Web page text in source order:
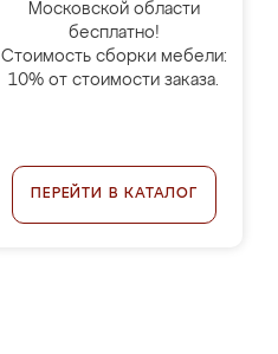
Московской области
бесплатно!
Стоимость сборки мебели:
10% от стоимости заказа.
ПЕРЕЙТИ В КАТАЛОГ